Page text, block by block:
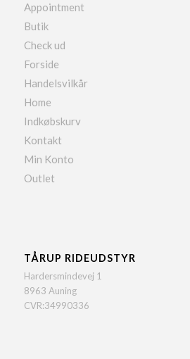
Appointment
Butik
Check ud
Forside
Handelsvilkår
Home
Indkøbskurv
Kontakt
Min Konto
Outlet
TÅRUP RIDEUDSTYR
Hardersmindevej 1
8963 Auning
CVR:34990336